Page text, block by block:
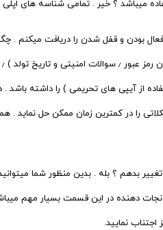
شناسه های اپلی ٫ بدون محدودیت زمانی و استفاده میباشند.
بودن و قفل شدن را دریافت میکنم
از آیپی های تحریمی ) را داشته باشد .
بدهم ؟‌ بله . بدین منظور شما
نمایید.